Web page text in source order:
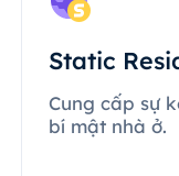
Static
Cung cấp sự
bí mật nhà ở.